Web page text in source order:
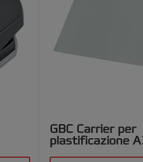
GBC Carrier per
plastificazione